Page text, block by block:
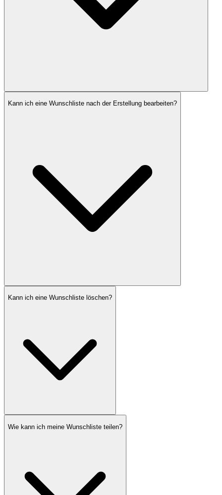
Kann ich eine Wunschliste nach der Erstellung bearbeiten?
Kann ich eine Wunschliste löschen?
Wie kann ich meine Wunschliste teilen?